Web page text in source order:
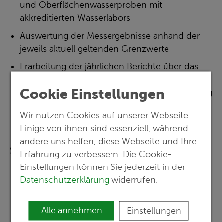
Cookie Einstellungen
Wir nutzen Cookies auf unserer Webseite.
Einige von ihnen sind essenziell, während
andere uns helfen, diese Webseite und Ihre
Erfahrung zu verbessern. Die Cookie-
Einstellungen können Sie jederzeit in der
Datenschutzerklärungwiderrufen.
Alle annehmen Einstellungen
und Oberflächenwasserproben mit
akkreditierten Wasserlabors
Auswertung der Messergebnisse anhand der
jeweils aktuell geltenden Grenzwerte
Erarbeitung der jährlichen Berichte über das
Oberflächenwasserverhältnisse; Fortschreibung
Spezielle Ausrüstung
Technik zu Entnahme von repräsentativen
Pumpen (z. B. MP 1 oder 4“-Grundfoss-